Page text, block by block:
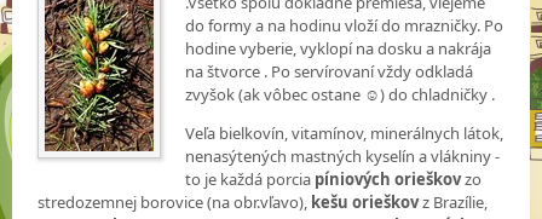
do formy a na hodinu vloží do mrazničky. Po
hodine vyberie, vyklopí na dosku a nakrája
na štvorce . Po servírovaní vždy odkladá
zvyšok (ak vôbec ostane ☺) do chladničky .
Veľa bielkovín, vitamínov, minerálnych látok,
nenasýtených mastných kyselín a vlákniny -
to je každá porcia píniových orieškovzo
stredozemnej borovice (na obr.vľavo), kešu orieškovz Brazílie,